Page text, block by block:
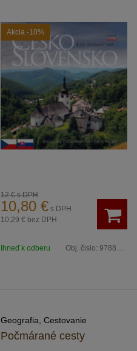
Akcia -10%
12 €s DPH
10,80 € s DPH
10,29 € bez DPH
Ihneď k odberu Obj. čislo: 9788088068372
Geografia, Cestovanie
Počmárané cesty